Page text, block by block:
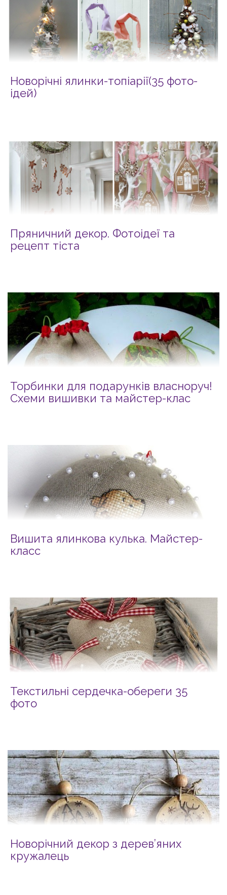
Новорічні ялинки-топіарії(35 фото-
ідей)
Пряничний декор. Фотоідеї та
рецепт тіста
Торбинки для подарунків власноруч!
Схеми вишивки та майстер-клас
Вишита ялинкова кулька. Майстер-
класс
Текстильні сердечка-обереги 35
фото
Новорічний декор з дерев’яних
кружалець